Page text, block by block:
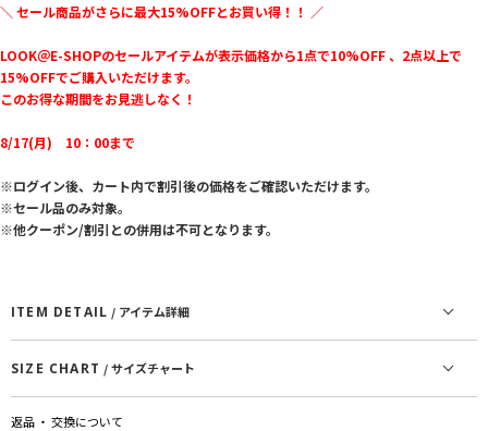
＼ セール商品がさらに最大15%OFFとお買い得！！ ／
LOOK＠E-SHOPのセールアイテムが表示価格から1点で10%OFF 、2点以上で
15%OFFでご購入いただけます。
このお得な期間をお見逃しなく！
8/17(月) 10：00まで
※ログイン後、カート内で割引後の価格をご確認いただけます。
※セール品のみ対象。
※他クーポン/割引との併用は不可となります。
ITEM DETAIL / アイテム詳細
SIZE CHART / サイズチャート
返品 ・ 交換について